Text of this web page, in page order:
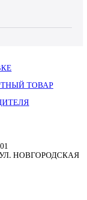
ТОВАР
УЛ. НОВГОРОДСКАЯ